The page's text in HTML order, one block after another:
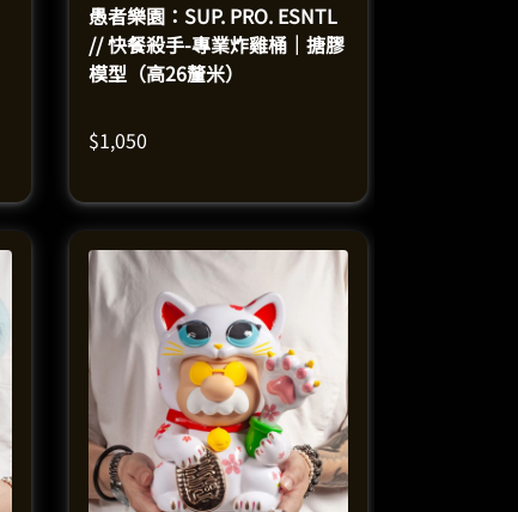
愚者樂園：SUP. PRO. ESNTL
// 快餐殺手-專業炸雞桶｜搪膠
模型（高26釐米）
$1,050